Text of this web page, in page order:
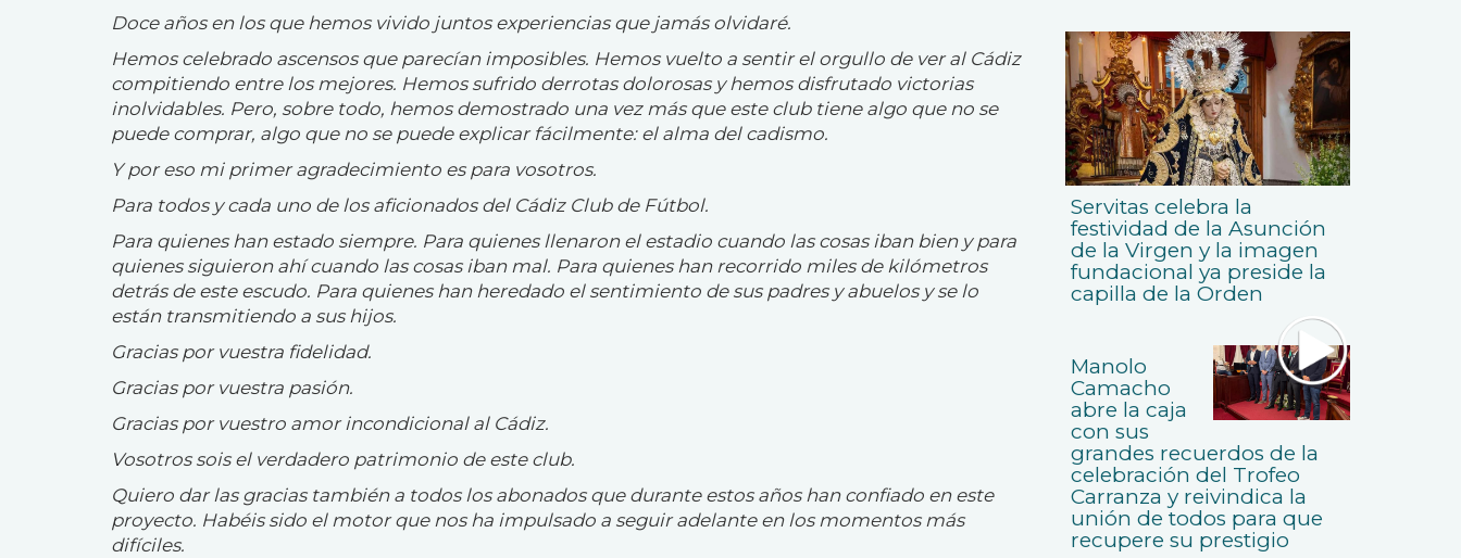
Doce años en los que hemos vivido juntos experiencias que jamás olvidaré.
Hemos celebrado ascensos que parecían imposibles. Hemos vuelto a sentir el orgullo de ver al Cádiz
compitiendo entre los mejores. Hemos sufrido derrotas dolorosas y hemos disfrutado victorias
inolvidables. Pero, sobre todo, hemos demostrado una vez más que este club tiene algo que no se
puede comprar, algo que no se puede explicar fácilmente: el alma del cadismo.
Y por eso mi primer agradecimiento es para vosotros.
Para todos y cada uno de los aficionados del Cádiz Club de Fútbol.
Para quienes han estado siempre. Para quienes llenaron el estadio cuando las cosas iban bien y para
quienes siguieron ahí cuando las cosas iban mal. Para quienes han recorrido miles de kilómetros
detrás de este escudo. Para quienes han heredado el sentimiento de sus padres y abuelos y se lo
están transmitiendo a sus hijos.
Gracias por vuestra fidelidad.
Gracias por vuestra pasión.
Gracias por vuestro amor incondicional al Cádiz.
Vosotros sois el verdadero patrimonio de este club.
Quiero dar las gracias también a todos los abonados que durante estos años han confiado en este
proyecto. Habéis sido el motor que nos ha impulsado a seguir adelante en los momentos más
difíciles.
Servitas celebra la
festividad de la Asunción
de la Virgen y la imagen
fundacional ya preside la
capilla de la Orden
Manolo
Camacho
abre la caja
con sus
grandes recuerdos de la
celebración del Trofeo
Carranza y reivindica la
unión de todos para que
recupere su prestigio